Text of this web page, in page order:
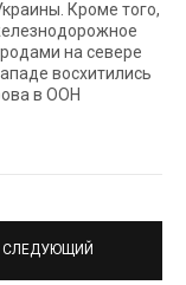
Кроме того,
на севере
восхитились
в ООН
СЛЕДУЮЩИЙ